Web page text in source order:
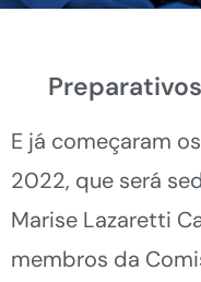
E já começaram
2022, que será
Marise Lazaretti
membros da